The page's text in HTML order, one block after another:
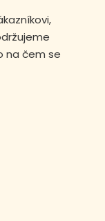
na čem se